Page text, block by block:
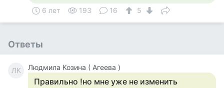
6 лет 193 16 5
Ответы
ЛК Людмила Козина ( Агеева )
Правильно !но мне уже не изменить